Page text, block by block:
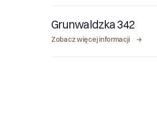
Grunwaldzka 342
Zobacz więcej informacji